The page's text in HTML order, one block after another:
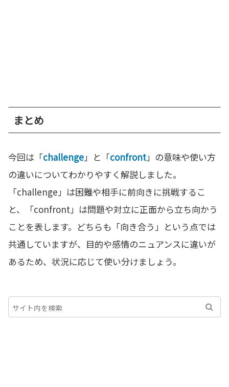
まとめ
今回は「challenge」と「confront」の意味や使い方
の違いについてわかりやすく解説しました。
「challenge」は困難や相手に前向きに挑戦するこ
と、「confront」は問題や対立に正面から立ち向かう
ことを表します。どちらも「向き合う」という点では
共通していますが、目的や感情のニュアンスに違いが
あるため、状況に応じて使い分けましょう。